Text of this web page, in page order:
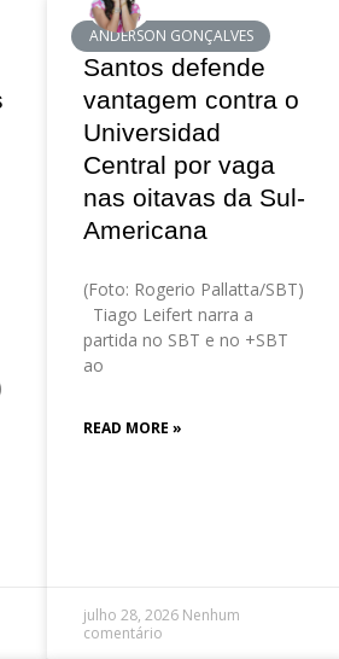
ANDERSON GONÇALVES
Santos defende
vantagem contra o
Universidad
Central por vaga
nas oitavas da Sul-
Americana
(Foto: Rogerio Pallatta/SBT)
Tiago Leifert narra a
partida no SBT e no +SBT
ao
READ MORE »
julho 28, 2026 Nenhum
comentário